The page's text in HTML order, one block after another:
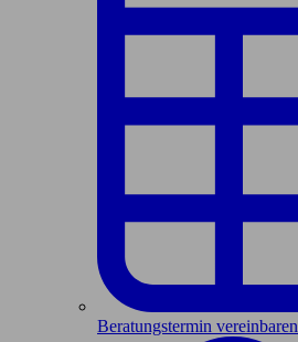
Beratungstermin vereinbaren